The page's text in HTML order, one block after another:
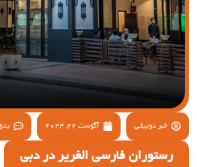
خبر دوبیاتی آگوست 22, 2024
رستوران فارسی الغریر در دبی